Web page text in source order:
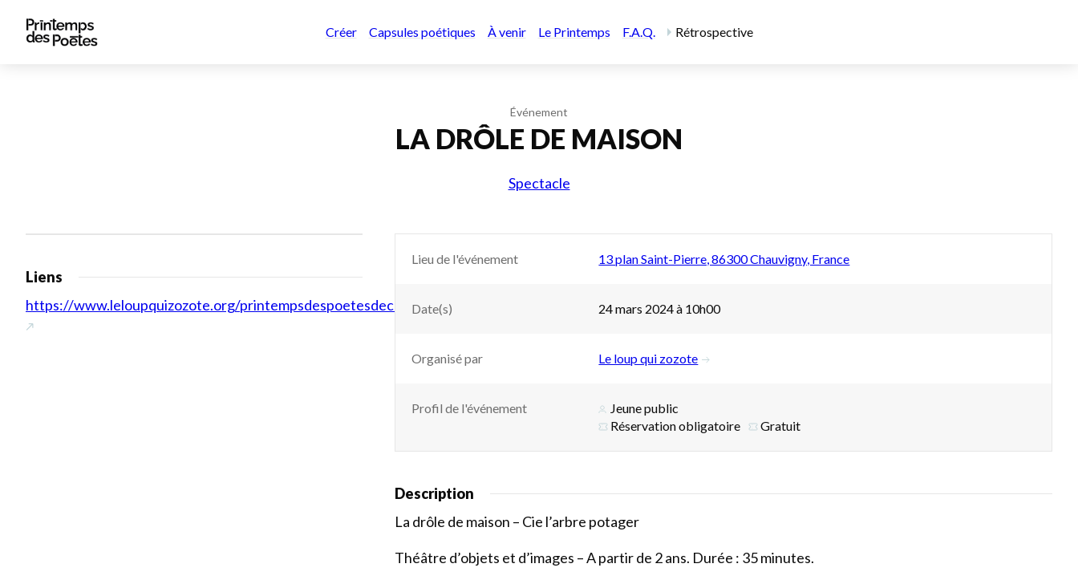
Créer Capsules poétiques À venir Le Printemps F.A.Q. Rétrospective
Événement
LA DRÔLE DE MAISON
Spectacle
Liens
https://www.leloupquizozote.org/printempsdespoetesdechauvigny
Lieu de l'événement 13 plan Saint-Pierre, 86300 Chauvigny, France
Date(s) 24 mars 2024 à 10h00
Organisé par Le loup qui zozote
Profil de l'événement
Jeune public
Réservation obligatoire
Gratuit
Description
La drôle de maison – Cie l’arbre potager
Théâtre d’objets et d’images – A partir de 2 ans. Durée : 35 minutes.